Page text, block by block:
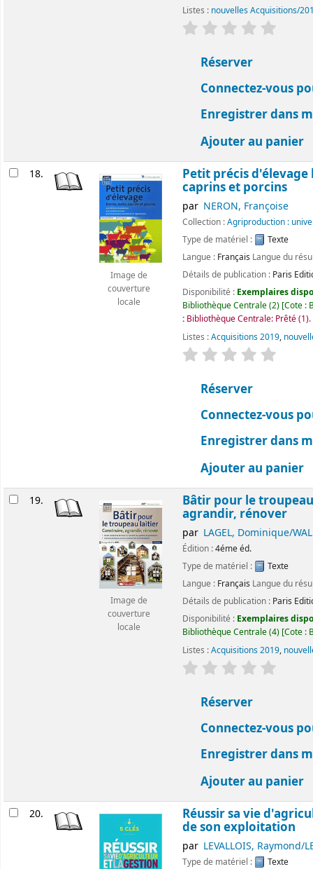
Listes : nouvelles Acquisitions/
évaluation
Réserver
Connectez-vous
Enregistrer dans
Ajouter au panier
18.
Image de
couverture
locale
Petit précis d'élevage
caprins et porcins
par NERON, Françoise
Collection :Agriproduction :
Type de matériel :
Texte
Langue : Français Langue du
Détails de publication : Paris
Disponibilité : Exemplaires
Bibliothèque Centrale(2) Cote :
: Bibliothèque Centrale: Prêté(1).
Listes :Acquisitions 2019,
évaluation
Réserver
Connectez-vous
Enregistrer dans
Ajouter au panier
19.
Image de
couverture
locale
Bâtir pour le
agrandir, rénover
par LAGEL, Dominique/
Édition :4éme éd.
Type de matériel :
Texte
Langue : Français Langue du
Détails de publication : Paris
Disponibilité : Exemplaires
Bibliothèque Centrale(4) Cote :
Listes :Acquisitions 2019,
évaluation
Réserver
Connectez-vous
Enregistrer dans
Ajouter au panier
20. Réussir sa vie
de son exploitation
par LEVALLOIS, Raymond/
Type de matériel :
Texte